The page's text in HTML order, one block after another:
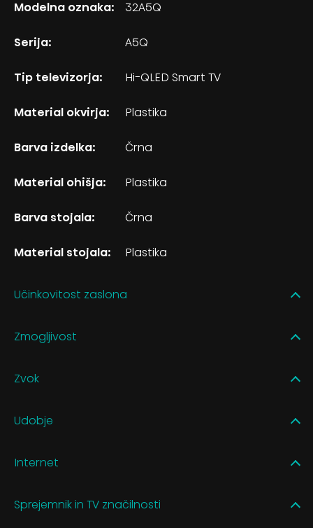
Modelna oznaka: 32A5Q
Serija: A5Q
Tip televizorja: Hi-QLED Smart TV
Material okvirja: Plastika
Barva izdelka: Črna
Material ohišja: Plastika
Barva stojala: Črna
Material stojala: Plastika
Učinkovitost zaslona
Zmogljivost
Zvok
Udobje
Internet
Sprejemnik in TV značilnosti